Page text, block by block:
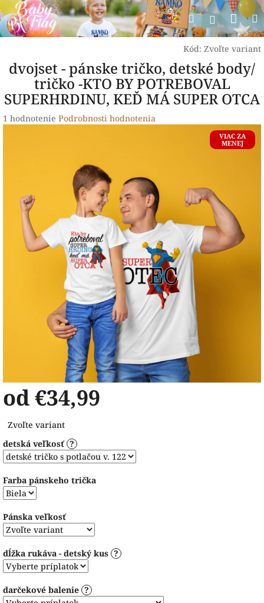
Prejsť
na
obsah
Hľadať
Kód: Zvoľte variant
dvojset - pánske tričko, detské body/
tričko -KTO BY POTREBOVAL
SUPERHRDINU, KEĎ MÁ SUPER OTCA
Priemerné
hviezdičiek.
1 hodnotenie Podrobnosti hodnotenia
VIAC ZA
MENEJ
od €34,99
cena:
Zvoľte variant
detská veľkosť ?
Farba pánskeho trička
Pánska veľkosť
dĺžka rukáva - detský kus ?
darčekové balenie ?